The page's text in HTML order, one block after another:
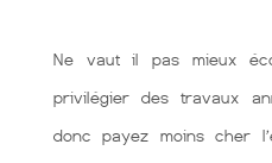
Ne vaut il pas mieux
privilégier des travaux
donc payez moins cher